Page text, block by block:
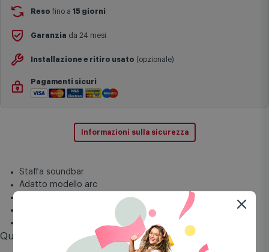
Si ricorda inoltre che i prodotti acquistati in modalità di
prenotazione verranno spediti a partire dalla data di uscita indicata
Reso fino a 15 giorni
Garanzia da 24 mesi
Installazione e ritiro usato (opzionale)
Pagamenti sicuri
Informazioni sulla sicurezza
Staffa soundbar
Adatto modello arc
Alt. 4,1 larg. 8,2 cm prof. 0,8 cm.
Questo prodotto vale fino a 44 punti Comet Mia